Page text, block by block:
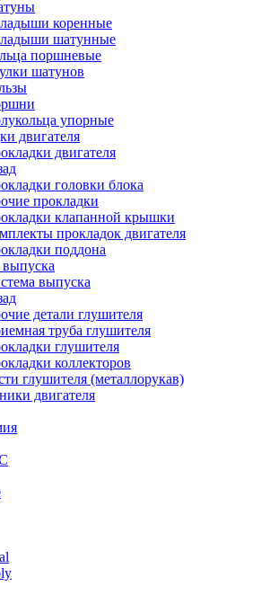
коренные
шатунные
поршневые
шатунов
упорные
двигателя
двигателя
головки блока
прокладки
клапанной крышки
прокладок двигателя
поддона
выпуска
детали глушителя
труба глушителя
глушителя
коллекторов
глушителя (металлорукав)
двигателя